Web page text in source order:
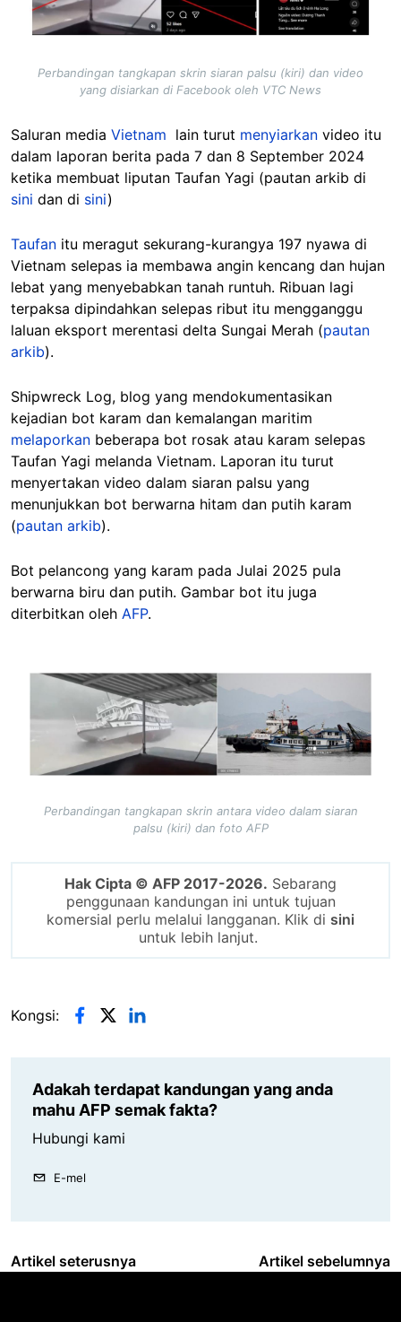
Perbandingan tangkapan skrin siaran palsu (kiri) dan video
yang disiarkan di Facebook oleh VTC News
Saluran media Vietnam lain turut menyiarkan video itu
dalam laporan berita pada 7 dan 8 September 2024
ketika membuat liputan Taufan Yagi (pautan arkib di
sini dan di sini)
Taufan itu meragut sekurang-kurangya 197 nyawa di
Vietnam selepas ia membawa angin kencang dan hujan
lebat yang menyebabkan tanah runtuh. Ribuan lagi
terpaksa dipindahkan selepas ribut itu mengganggu
laluan eksport merentasi delta Sungai Merah (pautan
arkib).
Shipwreck Log, blog yang mendokumentasikan
kejadian bot karam dan kemalangan maritim
melaporkan beberapa bot rosak atau karam selepas
Taufan Yagi melanda Vietnam. Laporan itu turut
menyertakan video dalam siaran palsu yang
menunjukkan bot berwarna hitam dan putih karam
(pautan arkib).
Bot pelancong yang karam pada Julai 2025 pula
berwarna biru dan putih. Gambar bot itu juga
diterbitkan oleh AFP.
Image
Perbandingan tangkapan skrin antara video dalam siaran
palsu (kiri) dan foto AFP
Hak Cipta © AFP 2017-2026. Sebarang
penggunaan kandungan ini untuk tujuan
komersial perlu melalui langganan. Klik di sini
untuk lebih lanjut.
Kongsi:
Adakah terdapat kandungan yang anda
mahu AFP semak fakta?
Hubungi kami
E-mel
Artikel seterusnya Artikel sebelumnya